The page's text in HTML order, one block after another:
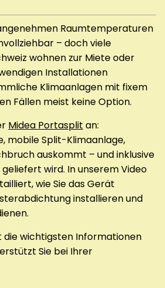
Raumtemperaturen
– doch viele
wohnen zur Miete oder
Installationen
Klimaanlagen mit fixem
Fällen meist keine Option.
Midea Portasplit an:
mobile Split-Klimaanlage,
auskommt – und inklusive
wird. In unserem Video
wie Sie das Gerät
installieren und
die wichtigsten Informationen
Sie bei Ihrer